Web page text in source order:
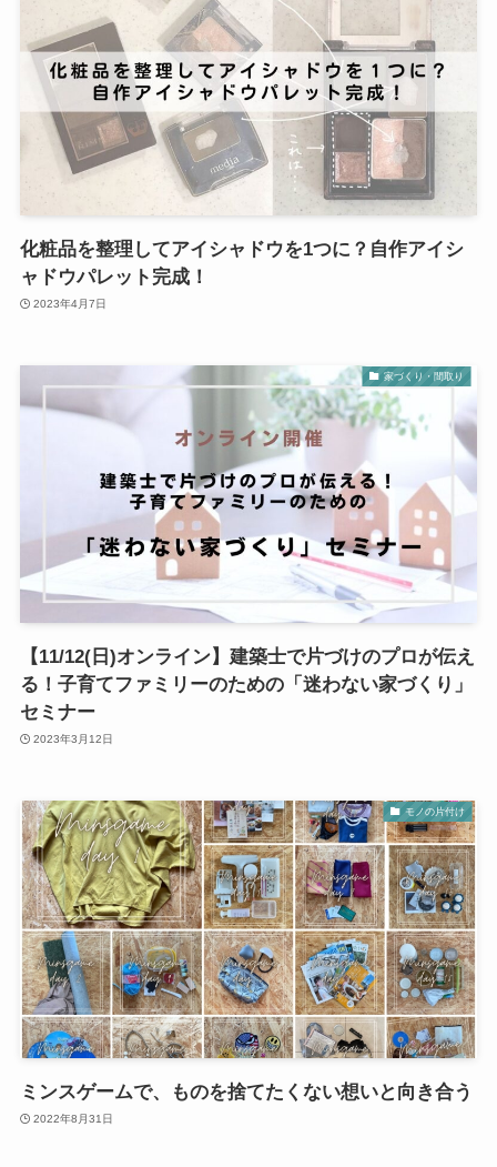
化粧品を整理してアイシャドウを1つに？自作アイシ
ャドウパレット完成！
2023年4月7日
家づくり・間取り
【11/12(日)オンライン】建築士で片づけのプロが伝え
る！子育てファミリーのための「迷わない家づくり」
セミナー
2023年3月12日
モノの片付け
ミンスゲームで、ものを捨てたくない想いと向き合う
2022年8月31日